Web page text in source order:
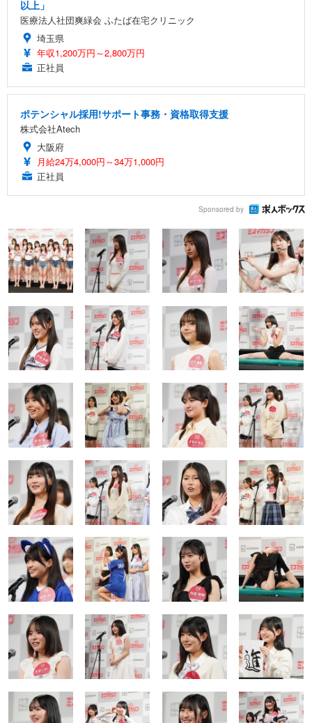
以上」
医療法人社団爽緑会 ふたば在宅クリニック
埼玉県
年収1,200万円～2,800万円
正社員
ポテンシャル採用!サポート事務・資格取得支援
株式会社Atech
大阪府
月給24万4,000円～34万1,000円
正社員
Sponsored by